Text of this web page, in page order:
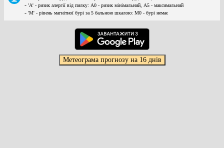
- 'А' - ризик алергії від пилку: А0 - ризик мінімальний, А5 - максимальний
- 'М' - рівень магнітної бурі за 5 бальною шкалою: M0 - бурі немає